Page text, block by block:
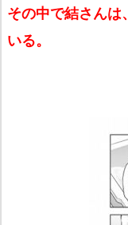
その中で結さんは
いる。